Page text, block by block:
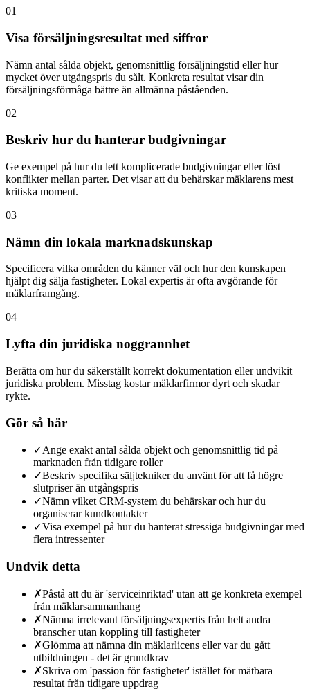
01
Visa försäljningsresultat med siffror
Nämn antal sålda objekt, genomsnittlig försäljningstid eller hur
mycket över utgångspris du sålt. Konkreta resultat visar din
försäljningsförmåga bättre än allmänna påståenden.
02
Beskriv hur du hanterar budgivningar
Ge exempel på hur du lett komplicerade budgivningar eller löst
konflikter mellan parter. Det visar att du behärskar mäklarens mest
kritiska moment.
03
Nämn din lokala marknadskunskap
Specificera vilka områden du känner väl och hur den kunskapen
hjälpt dig sälja fastigheter. Lokal expertis är ofta avgörande för
mäklarframgång.
04
Lyfta din juridiska noggrannhet
Berätta om hur du säkerställt korrekt dokumentation eller undvikit
juridiska problem. Misstag kostar mäklarfirmor dyrt och skadar
rykte.
Gör så här
✓Ange exakt antal sålda objekt och genomsnittlig tid på
marknaden från tidigare roller
✓Beskriv specifika säljtekniker du använt för att få högre
slutpriser än utgångspris
✓Nämn vilket CRM-system du behärskar och hur du
organiserar kundkontakter
✓Visa exempel på hur du hanterat stressiga budgivningar med
flera intressenter
Undvik detta
✗Påstå att du är 'serviceinriktad' utan att ge konkreta exempel
från mäklarsammanhang
✗Nämna irrelevant försäljningsexpertis från helt andra
branscher utan koppling till fastigheter
✗Glömma att nämna din mäklarlicens eller var du gått
utbildningen - det är grundkrav
✗Skriva om 'passion för fastigheter' istället för mätbara
resultat från tidigare uppdrag